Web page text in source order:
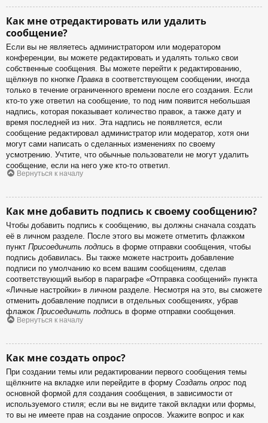
Как мне отредактировать или удалить
сообщение?
Если вы не являетесь администратором или модератором
конференции, вы можете редактировать и удалять только свои
собственные сообщения. Вы можете перейти к редактированию,
щёлкнув по кнопке Правка в соответствующем сообщении, иногда
только в течение ограниченного времени после его создания. Если
кто-то уже ответил на сообщение, то под ним появится небольшая
надпись, которая показывает количество правок, а также дату и
время последней из них. Эта надпись не появляется, если
сообщение редактировал администратор или модератор, хотя они
могут сами написать о сделанных изменениях по своему
усмотрению. Учтите, что обычные пользователи не могут удалить
сообщение, если на него уже кто-то ответил.
Вернуться к началу
Как мне добавить подпись к своему сообщению?
Чтобы добавить подпись к сообщению, вы должны сначала создать
её в личном разделе. После этого вы можете отметить флажком
пункт Присоединить подпись в форме отправки сообщения, чтобы
подпись добавилась. Вы также можете настроить добавление
подписи по умолчанию ко всем вашим сообщениям, сделав
соответствующий выбор в параграфе «Отправка сообщений» пункта
«Личные настройки» в личном разделе. Несмотря на это, вы сможете
отменить добавление подписи в отдельных сообщениях, убрав
флажок Присоединить подпись в форме отправки сообщения.
Вернуться к началу
Как мне создать опрос?
При создании темы или редактировании первого сообщения темы
щёлкните на вкладке или перейдите в форму Создать опрос под
основной формой для создания сообщения, в зависимости от
используемого стиля; если вы не видите такой вкладки или формы,
то вы не имеете прав на создание опросов. Укажите вопрос и как